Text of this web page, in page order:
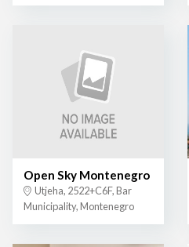
Open Sky Montenegro
Utjeha, 2522+C6F, Bar
Municipality, Montenegro